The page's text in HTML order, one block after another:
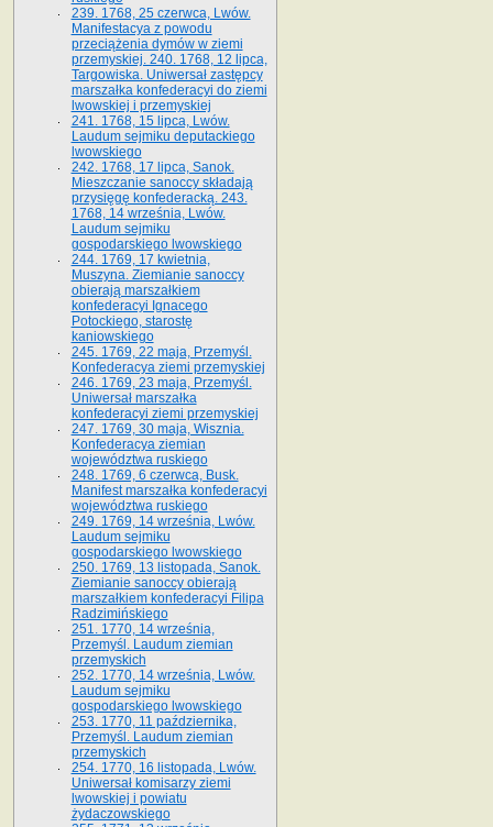
239. 1768, 25 czerwca, Lwów.
Manifestacya z powodu
przeciążenia dymów w ziemi
przemyskiej. 240. 1768, 12 lipca,
Targowiska. Uniwersał zastępcy
marszałka konfederacyi do ziemi
lwowskiej i przemyskiej
241. 1768, 15 lipca, Lwów.
Laudum sejmiku deputackiego
lwowskiego
242. 1768, 17 lipca, Sanok.
Mieszczanie sanoccy składają
przysięgę konfederacką. 243.
1768, 14 września, Lwów.
Laudum sejmiku
gospodarskiego lwowskiego
244. 1769, 17 kwietnia,
Muszyna. Ziemianie sanoccy
obierają marszałkiem
konfederacyi Ignacego
Potockiego, starostę
kaniowskiego
245. 1769, 22 maja, Przemyśl.
Konfederacya ziemi przemyskiej
246. 1769, 23 maja, Przemyśl.
Uniwersał marszałka
konfederacyi ziemi przemyskiej
247. 1769, 30 maja, Wisznia.
Konfederacya ziemian
województwa ruskiego
248. 1769, 6 czerwca, Busk.
Manifest marszałka konfederacyi
województwa ruskiego
249. 1769, 14 września, Lwów.
Laudum sejmiku
gospodarskiego lwowskiego
250. 1769, 13 listopada, Sanok.
Ziemianie sanoccy obierają
marszałkiem konfederacyi Filipa
Radzimińskiego
251. 1770, 14 września,
Przemyśl. Laudum ziemian
przemyskich
252. 1770, 14 września, Lwów.
Laudum sejmiku
gospodarskiego lwowskiego
253. 1770, 11 października,
Przemyśl. Laudum ziemian
przemyskich
254. 1770, 16 listopada, Lwów.
Uniwersał komisarzy ziemi
lwowskiej i powiatu
żydaczowskiego